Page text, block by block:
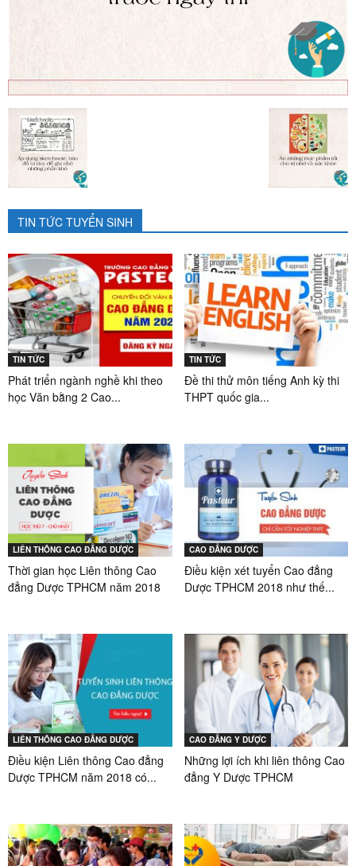
TIN TỨC TUYỂN SINH
TIN TỨC
Phát triển ngành nghề khi theo
học Văn bằng 2 Cao...
TIN TỨC
Đề thi thử môn tiếng Anh kỳ thi
THPT quốc gia...
LIÊN THÔNG CAO ĐẲNG DƯỢC
Thời gian học Liên thông Cao
đẳng Dược TPHCM năm 2018
CAO ĐẲNG DƯỢC
Điều kiện xét tuyển Cao đẳng
Dược TPHCM 2018 như thế...
LIÊN THÔNG CAO ĐẲNG DƯỢC
Điều kiện Liên thông Cao đẳng
Dược TPHCM năm 2018 có...
CAO ĐẲNG Y DƯỢC
Những lợi ích khi liên thông Cao
đẳng Y Dược TPHCM